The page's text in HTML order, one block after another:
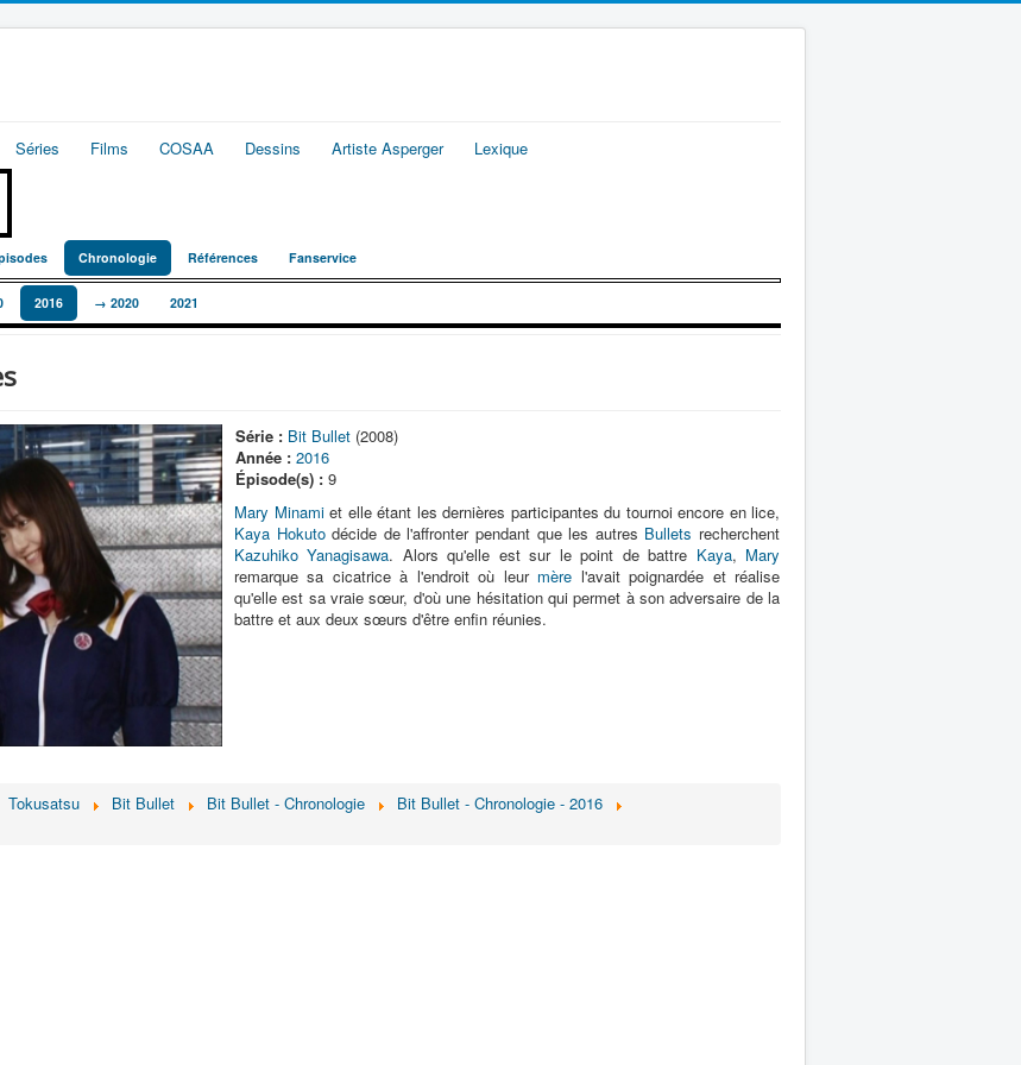
Séries Films COSAA Dessins Artiste Asperger Lexique
Chronologie Références Fanservice
2016 → 2020 2021
Série : Bit Bullet (2008)
Année : 2016
Épisode(s) : 9
Mary Minamiet elle étant les dernières participantes du tournoi encore en lice,
Kaya Hokutodécide de l'affronter pendant que les autres Bullets recherchent
Kazuhiko Yanagisawa. Alors qu'elle est sur le point de battre Kaya, Mary
remarque sa cicatrice à l'endroit où leur mère l'avait poignardée et réalise
qu'elle est sa vraie sœur, d'où une hésitation qui permet à son adversaire de la
battre et aux deux sœurs d'être enfin réunies.
Tokusatsu Bit Bullet Bit Bullet - Chronologie
Bit Bullet - Chronologie - 2016